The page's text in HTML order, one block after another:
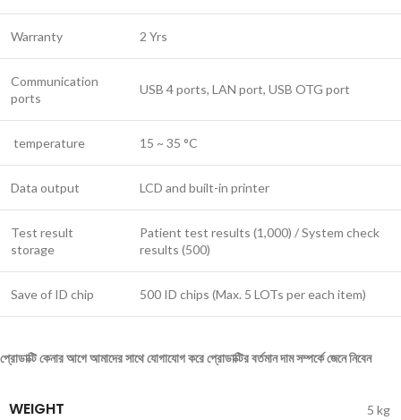
Warranty 2 Yrs
Communication
ports
USB 4 ports, LAN port, USB OTG port
temperature 15 ~ 35 °C
Data output LCD and built-in printer
Test result
storage
Patient test results (1,000) / System check
results (500)
Save of ID chip 500 ID chips (Max. 5 LOTs per each item)
প্রোডাক্টি কেনার আগে আমাদের সাথে যোগাযোগ করে প্রোডাক্টির বর্তমান দাম সম্পর্কে জেনে নিবেন
WEIGHT 5 kg